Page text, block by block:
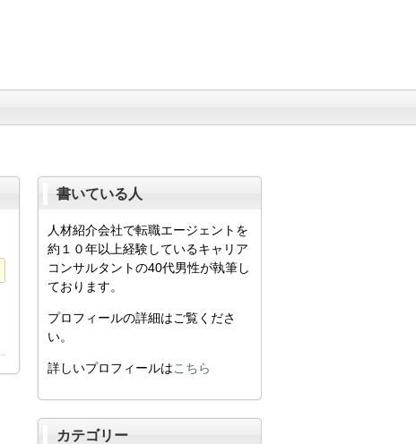
書いている人
人材紹介会社で転職エージェントを
約１０年以上経験しているキャリア
コンサルタントの40代男性が執筆し
ております。
プロフィールの詳細はご覧くださ
い。
詳しいプロフィールはこちら
カテゴリー